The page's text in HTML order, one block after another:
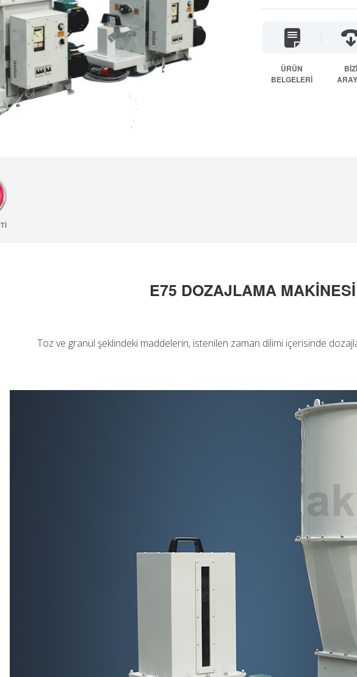
ÜRÜN
BELGELERİ
BİZİ
E75 DOZAJLAMA MAKİNESİ
Toz ve granül şeklindeki maddelerin, istenilen zaman dilimi içerisinde